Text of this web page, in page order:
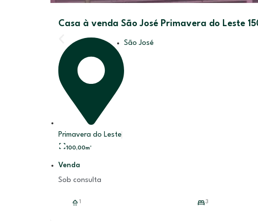
Casa à venda São José Primavera do Leste
Primavera do Leste
São José
100,00m²
Venda
Sob consulta
1 3